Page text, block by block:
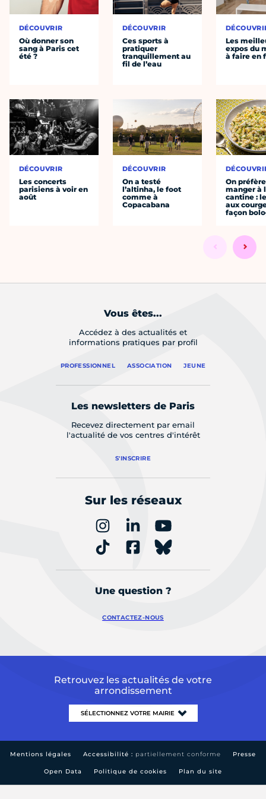
DÉCOUVRIR
Où donner son
sang à Paris cet
été ?
DÉCOUVRIR
Les concerts
parisiens à voir en
août
DÉCOUVRIR
Ces sports à
pratiquer
tranquillement au
fil de l’eau
DÉCOUVRIR
On a testé
l’altinha, le foot
comme à
Copacabana
Les
expos du
à faire en
On préfère
manger à
cantine :
aux
façon
Vous êtes...
Accédez à des actualités et
informations pratiques par profil
PROFESSIONNEL ASSOCIATION JEUNE
Les newsletters de Paris
Recevez directement par email
l'actualité de vos centres d'intérêt
S'INSCRIRE
Sur les réseaux
Une question ?
CONTACTEZ-NOUS
Retrouvez les actualités de votre
arrondissement
Mentions légales Accessibilité : partiellement conforme Presse
Open Data Politique de cookies Plan du site